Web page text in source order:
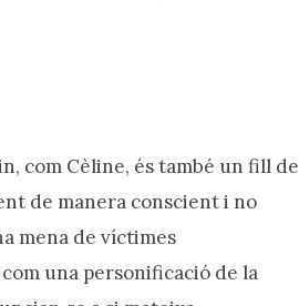
com Cèline, és també un fill de
de manera conscient i no
mena de víctimes
una personificació de la